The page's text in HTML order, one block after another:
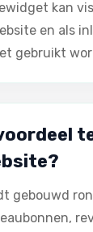
kan
en als
gebruikt
gebouwd